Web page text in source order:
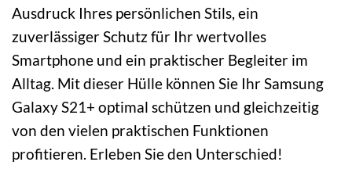
Ausdruck Ihres persönlichen Stils, ein
zuverlässiger Schutz für Ihr wertvolles
Smartphone und ein praktischer Begleiter im
Alltag. Mit dieser Hülle können Sie Ihr Samsung
Galaxy S21+ optimal schützen und gleichzeitig
von den vielen praktischen Funktionen
profitieren. Erleben Sie den Unterschied!